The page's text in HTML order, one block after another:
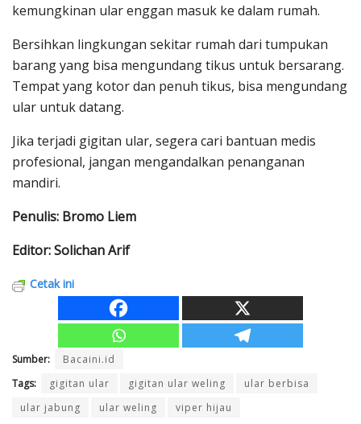
kemungkinan ular enggan masuk ke dalam rumah.
Bersihkan lingkungan sekitar rumah dari tumpukan
barang yang bisa mengundang tikus untuk bersarang.
Tempat yang kotor dan penuh tikus, bisa mengundang
ular untuk datang.
Jika terjadi gigitan ular, segera cari bantuan medis
profesional, jangan mengandalkan penanganan
mandiri.
Penulis: Bromo Liem
Editor: Solichan Arif
Cetak ini
Sumber:
Bacaini.id
Tags:
gigitan ular gigitan ular weling
ular berbisa
ular jabung
ular weling viper hijau